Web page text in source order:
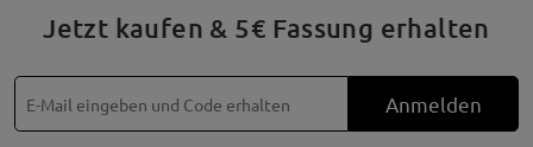
Jetzt kaufen & 5€ Fassung erhalten
Anmelden